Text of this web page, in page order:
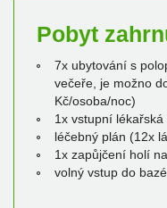
Pobyt
7x ubytování s
večeře, je možno
Kč/osoba/noc)
1x vstupní
léčebný plán (12x
1x zapůjčení holí
volný vstup do